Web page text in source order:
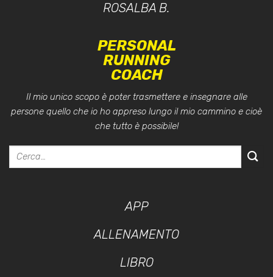
ROSALBA B.
PERSONAL
RUNNING
COACH
Il mio unico scopo è poter trasmettere e insegnare alle
persone quello che io ho appreso lungo il mio cammino e cioè
che tutto è possibile!
APP
ALLENAMENTO
LIBRO